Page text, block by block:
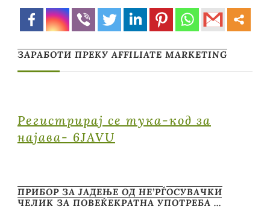
ЗАРАБОТИ ПРЕКУ AFFILIATE MARKETING
Регистрирај се тука-код за
најава- 6JAVU
ПРИБОР ЗА ЈАДЕЊЕ ОД НЕ’РЃОСУВАЧКИ
ЧЕЛИК ЗА ПОВЕЌЕКРАТНА УПОТРЕБА …